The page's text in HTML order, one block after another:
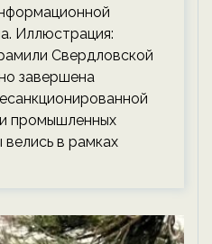
Иллюстрация:
Свердловской
завершена
промышленных
в рамках